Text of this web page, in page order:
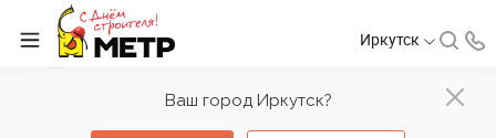
Ваш город Иркутск?
Иркутск